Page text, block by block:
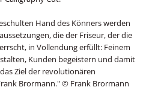
Hand des Könners werden
die der Friseur, der die
in Vollendung erfüllt: Feinem
Kunden begeistern und damit
Ziel der revolutionären
Brormann." © Frank Brormann